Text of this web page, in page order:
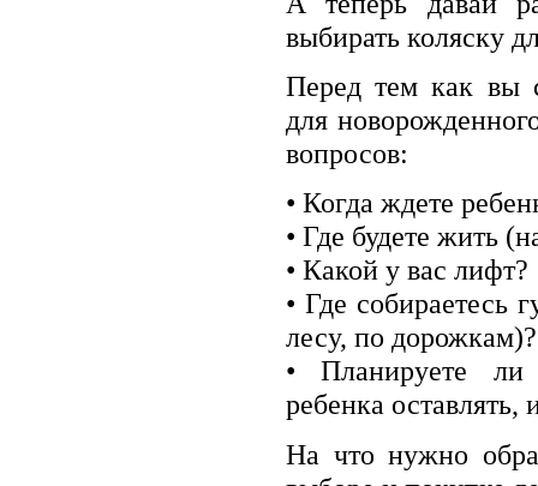
выбирать коляску
Перед тем как вы
для
вопросов:
• Когда ждете
• Где будете жить
• Какой у вас лифт?
• Где собираетесь
лесу, по дорожкам)?
• Планируете ли
ребенка оставлять,
На что нужно